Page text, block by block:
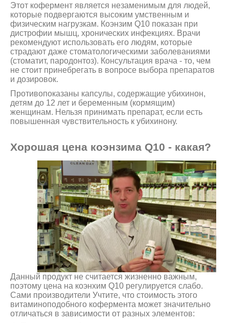
Этот кофермент является незаменимым для людей,
которые подвергаются высоким умственным и
физическим нагрузкам. Коэнзим Q10 показан при
дистрофии мышц, хронических инфекциях. Врачи
рекомендуют использовать его людям, которые
страдают даже стоматологическими заболеваниями
(стоматит, пародонтоз). Консультация врача - то, чем
не стоит принебрегать в вопросе выбора препаратов
и дозировок.
Противопоказаны капсулы, содержащие убихинон,
детям до 12 лет и беременным (кормящим)
женщинам. Нельзя принимать препарат, если есть
повышенная чувствительность к убихинону.
Хорошая цена коэнзима Q10 - какая?
Данный продукт не считается жизненно важным,
поэтому цена на коэнхим Q10 регулируется слабо.
Сами производители Учтите, что стоимость этого
витаминоподобного кофермента может значительно
отличаться в зависимости от разных элементов: